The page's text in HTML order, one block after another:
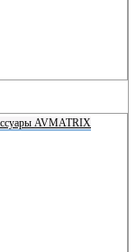
AVMATRIX